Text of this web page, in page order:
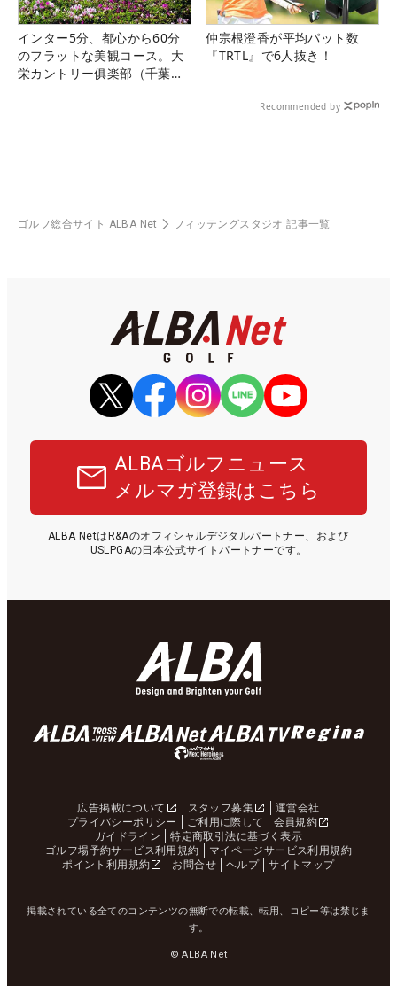
インター5分、都心から60分
のフラットな美観コース。大
栄カントリー俱楽部（千葉
仲宗根澄香が平均パット数
『TRTL』で6人抜き！
Recommended by
ゴルフ総合サイト ALBA Net フィッテングスタジオ 記事一覧
ALBAゴルフニュース
メルマガ登録はこちら
ALBA NetはR&Aのオフィシャルデジタルパートナー、および
USLPGAの日本公式サイトパートナーです。
広告掲載について スタッフ募集
運営会社
プライバシーポリシー
ご利用に際して
会員規約
ガイドライン
特定商取引法に基づく表示
ゴルフ場予約サービス利用規約
マイページサービス利用規約
ポイント利用規約
お問合せ ヘルプ サイトマップ
掲載されている全てのコンテンツの無断での転載、転用、コピー等は禁じま
す。
© ALBA Net